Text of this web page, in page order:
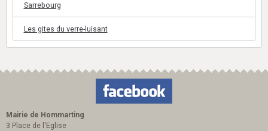
Sarrebourg
Les gites du verre-luisant
Mairie de Hommarting
3 Place de l'Eglise